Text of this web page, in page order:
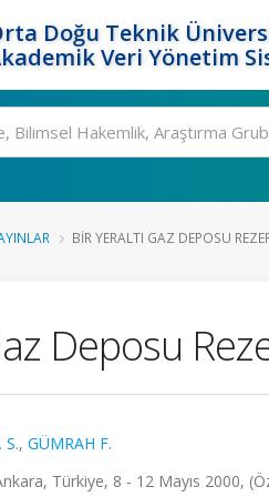
Doğu Teknik
Veri Yönetim
BIR YERALTI GAZ DEPOSU
Deposu
S., GÜMRAH F.
Türkiye, 8 - 12 Mayıs 2000,